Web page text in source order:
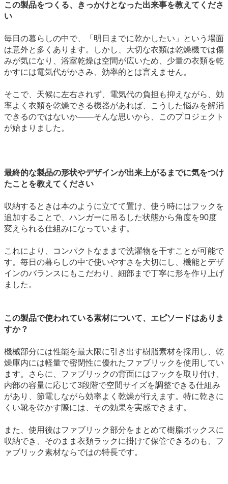
この製品をつくる、きっかけとなった出来事を教えてくださ
い
毎日の暮らしの中で、「明日までに乾かしたい」という場面
は意外と多くあります。しかし、大切な衣類は乾燥機では傷
みが気になり、浴室乾燥は空間が広いため、少量の衣類を乾
かすには電気代がかさみ、効率的とは言えません。
そこで、天候に左右されず、電気代の負担も抑えながら、効
率よく衣類を乾燥できる機器があれば、こうした悩みを解消
できるのではないか――そんな思いから、このプロジェクト
が始まりました。
最終的な製品の形状やデザインが出来上がるまでに気をつけ
たことを教えてください
収納するときは本のように立てて置け、使う時にはフックを
追加することで、ハンガーに吊るした状態から角度を90度
変えられる仕組みになっています。
これにより、コンパクトなままで洗濯物を干すことが可能で
す。毎日の暮らしの中で使いやすさを大切にし、機能とデザ
インのバランスにもこだわり、細部まで丁寧に形を作り上げ
ました。
この製品で使われている素材について、エピソードはありま
すか？
機械部分には性能を最大限に引き出す樹脂素材を採用し、乾
燥庫内には軽量で密閉性に優れたファブリックを使用してい
ます。さらに、ファブリックの背面にはフックを取り付け、
内部の容量に応じて3段階で空間サイズを調整できる仕組み
があり、節電しながら効率よく乾燥が行えます。特に乾きに
くい靴を乾かす際には、その効果を実感できます。
また、使用後はファブリック部分をまとめて樹脂ボックスに
収納でき、そのまま衣類ラックに掛けて保管できるのも、フ
ァブリック素材ならではの特長です。